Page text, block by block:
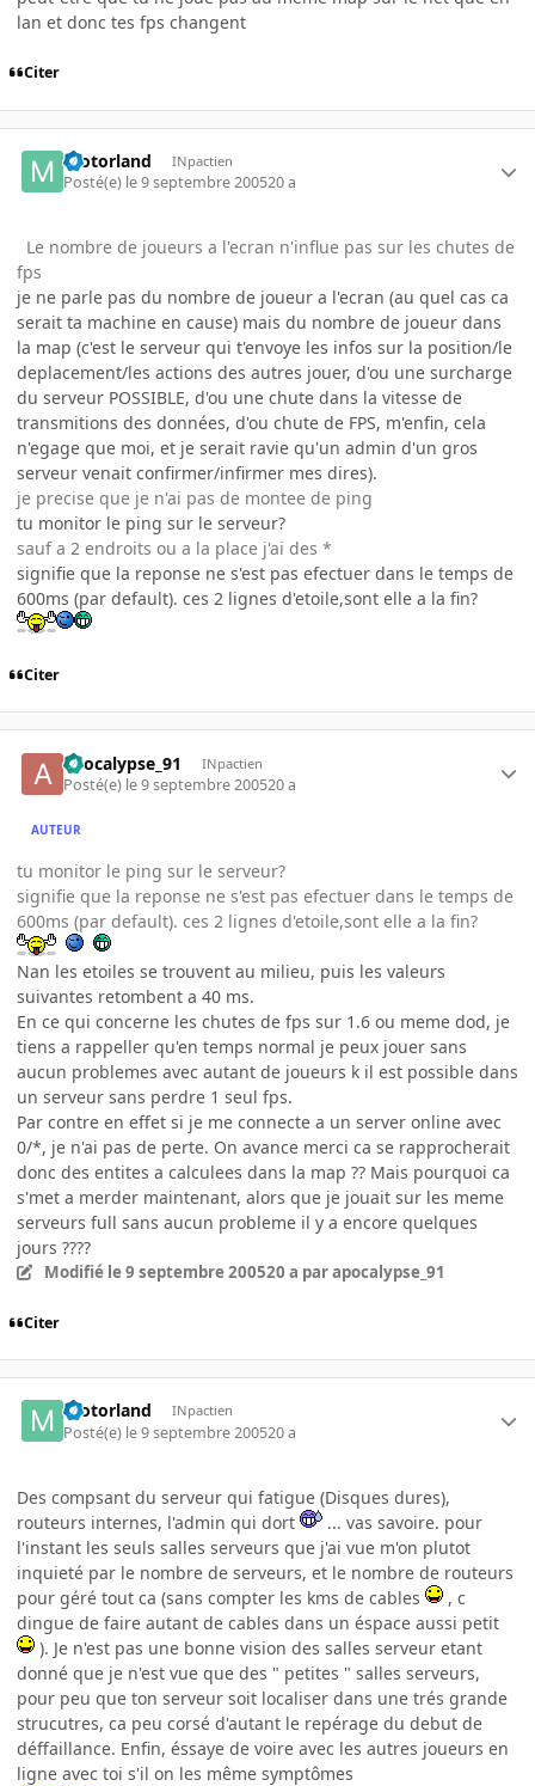
lan et donc tes fps changent
Citer
motorland INpactien
Posté(e) le 9 septembre 200520 a
Le nombre de joueurs a l'ecran n'influe pas sur les chutes de
fps
je ne parle pas du nombre de joueur a l'ecran (au quel cas ca
serait ta machine en cause) mais du nombre de joueur dans
la map (c'est le serveur qui t'envoye les infos sur la position/le
deplacement/les actions des autres jouer, d'ou une surcharge
du serveur POSSIBLE, d'ou une chute dans la vitesse de
transmitions des données, d'ou chute de FPS, m'enfin, cela
n'egage que moi, et je serait ravie qu'un admin d'un gros
serveur venait confirmer/infirmer mes dires).
je precise que je n'ai pas de montee de ping
tu monitor le ping sur le serveur?
sauf a 2 endroits ou a la place j'ai des *
signifie que la reponse ne s'est pas efectuer dans le temps de
600ms (par default). ces 2 lignes d'etoile,sont elle a la fin?
Citer
apocalypse_91 INpactien
Posté(e) le 9 septembre 200520 a
AUTEUR
tu monitor le ping sur le serveur?
signifie que la reponse ne s'est pas efectuer dans le temps de
600ms (par default). ces 2 lignes d'etoile,sont elle a la fin?
Nan les etoiles se trouvent au milieu, puis les valeurs
suivantes retombent a 40 ms.
En ce qui concerne les chutes de fps sur 1.6 ou meme dod, je
tiens a rappeller qu'en temps normal je peux jouer sans
aucun problemes avec autant de joueurs k il est possible dans
un serveur sans perdre 1 seul fps.
Par contre en effet si je me connecte a un server online avec
0/*, je n'ai pas de perte. On avance merci ca se rapprocherait
donc des entites a calculees dans la map ?? Mais pourquoi ca
s'met a merder maintenant, alors que je jouait sur les meme
serveurs full sans aucun probleme il y a encore quelques
jours ????
Modifié le 9 septembre 200520 a par apocalypse_91
Citer
motorland INpactien
Posté(e) le 9 septembre 200520 a
Des compsant du serveur qui fatigue (Disques dures),
routeurs internes, l'admin qui dort
... vas savoire. pour
l'instant les seuls salles serveurs que j'ai vue m'on plutot
inquieté par le nombre de serveurs, et le nombre de routeurs
pour géré tout ca (sans compter les kms de cables
, c
dingue de faire autant de cables dans un éspace aussi petit
). Je n'est pas une bonne vision des salles serveur etant
donné que je n'est vue que des " petites " salles serveurs,
pour peu que ton serveur soit localiser dans une trés grande
strucutres, ca peu corsé d'autant le repérage du debut de
déffaillance. Enfin, éssaye de voire avec les autres joueurs en
ligne avec toi s'il on les même symptômes